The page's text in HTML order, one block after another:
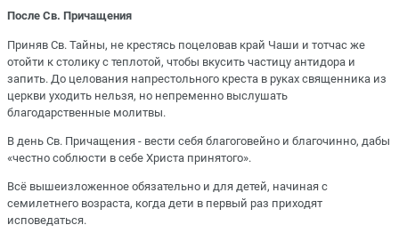
После Св. Причащения
Приняв Св. Тайны, не крестясь поцеловав край Чаши и тотчас же
отойти к столику с теплотой, чтобы вкусить частицу антидора и
запить. До целования напрестольного креста в руках священника из
церкви уходить нельзя, но непременно выслушать
благодарственные молитвы.
В день Св. Причащения - вести себя благоговейно и благочинно, дабы
«честно соблюсти в себе Христа принятого».
Всё вышеизложенное обязательно и для детей, начиная с
семилетнего возраста, когда дети в первый раз приходят
исповедаться.